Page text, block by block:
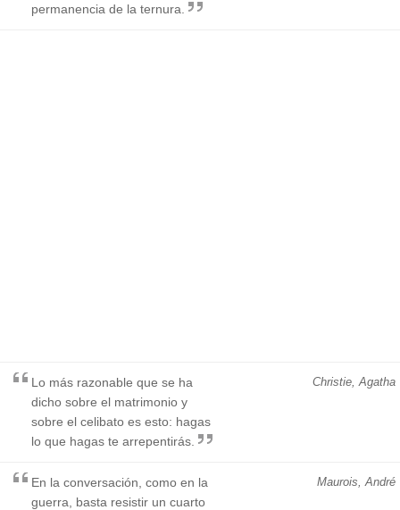
permanencia de la ternura.
Christie, Agatha
Lo más razonable que se ha
dicho sobre el matrimonio y
sobre el celibato es esto: hagas
lo que hagas te arrepentirás.
Maurois, André
En la conversación, como en la
guerra, basta resistir un cuarto